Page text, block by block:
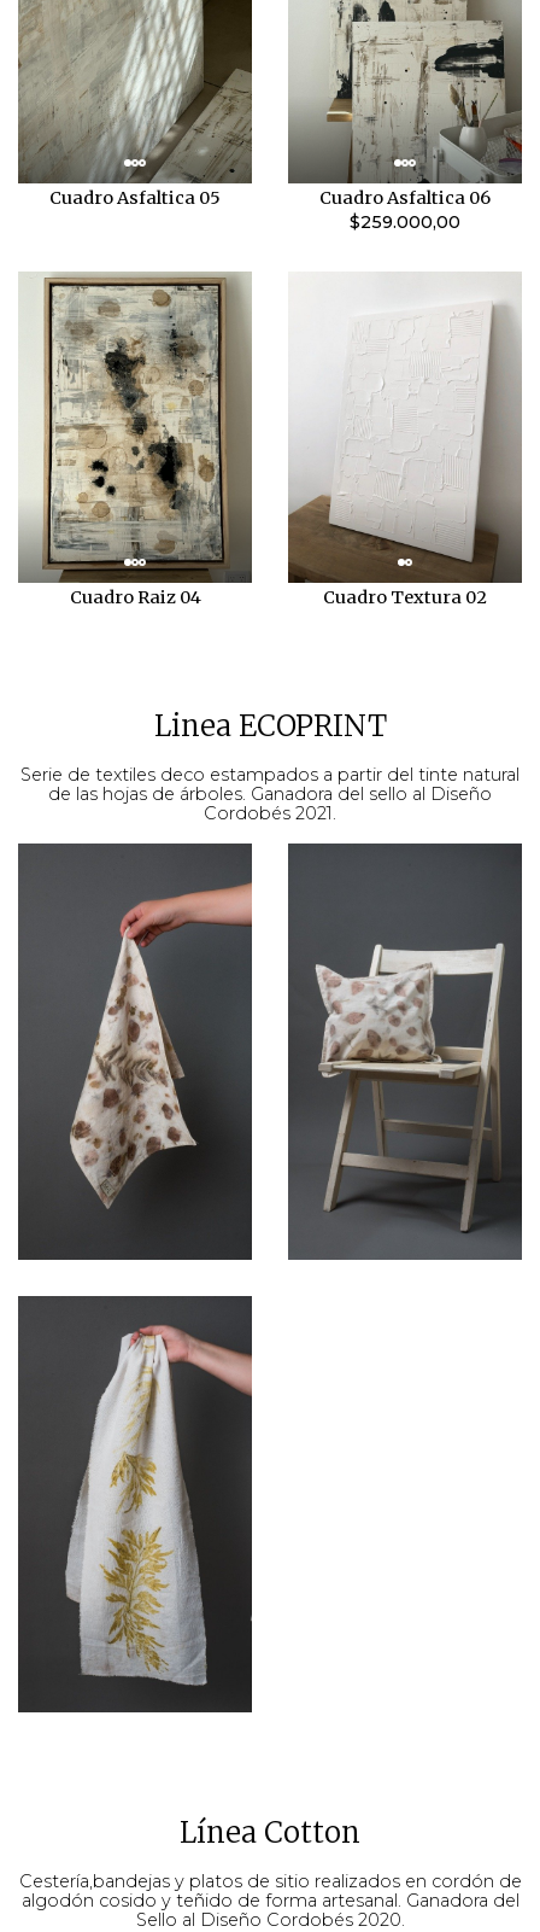
Cuadro Asfaltica 05
Cuadro Asfaltica 06
$259.000,00
Cuadro Raiz 04 Cuadro Textura 02
Linea ECOPRINT
Serie de textiles deco estampados a partir del tinte natural
de las hojas de árboles. Ganadora del sello al Diseño
Cordobés 2021.
Línea Cotton
Cestería,bandejas y platos de sitio realizados en cordón de
algodón cosido y teñido de forma artesanal. Ganadora del
Sello al Diseño Cordobés 2020.